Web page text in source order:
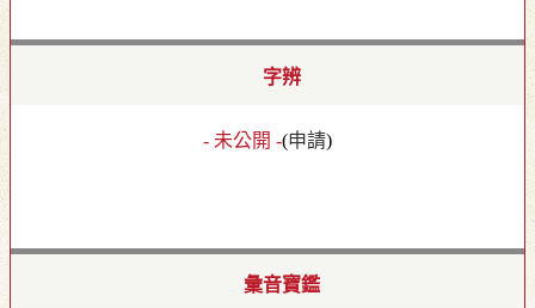
字辨
- 未公開 -(申請)
彙音寶鑑